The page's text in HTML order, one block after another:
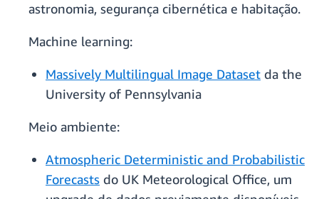
astronomia, segurança cibernética e habitação.
Machine learning:
Massively Multilingual Image Dataset da the
University of Pennsylvania
Meio ambiente:
Atmospheric Deterministic and Probabilistic
Forecasts do UK Meteorological Office, um